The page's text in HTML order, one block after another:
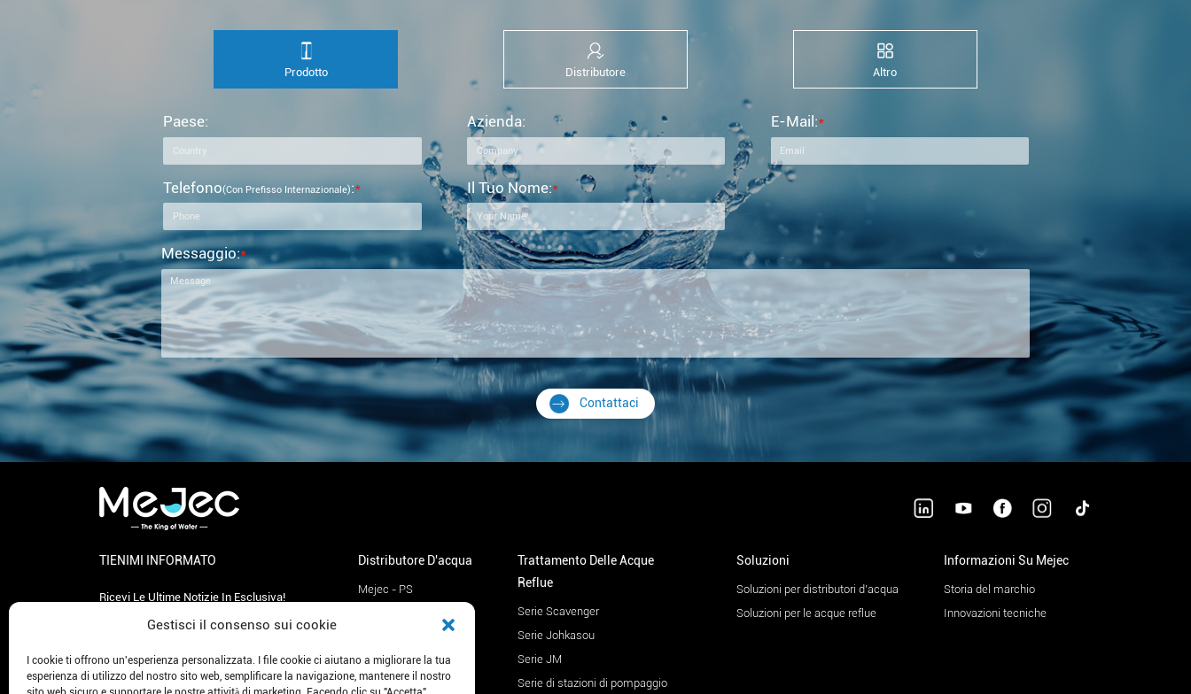
Prodotto Distributore Altro
Paese: Azienda: E-Mail:*
Telefono(con Prefisso Internazionale):* Il Tuo Nome:*
Messaggio:*
Contattaci
TIENIMI INFORMATO
Ricevi Le Ultime Notizie In Esclusiva!
Distributore D'acqua
Mejec - PS
Mejec - PW
Mejec - WF
Trattamento Delle Acque
Reflue
Serie Scavenger
Serie Johkasou
Serie JM
Serie di stazioni di pompaggio
Soluzioni
Soluzioni per distributori d'acqua
Soluzioni per le acque reflue
Informazioni Su Mejec
Storia del marchio
Innovazioni tecniche
Gestisci il consenso sui cookie
I cookie ti offrono un'esperienza personalizzata. I file cookie ci aiutano a migliorare la tua
esperienza di utilizzo del nostro sito web, semplificare la navigazione, mantenere il nostro